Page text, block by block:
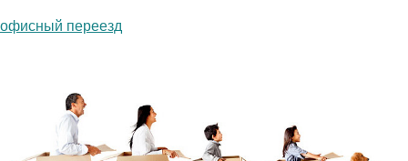
офисный переезд